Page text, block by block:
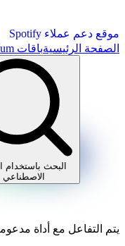
موقع دعم عملاء Spotify
الصفحة الرئيسيةباقات Premium
البحث باستخدام
الاصطناعي
يتم التفاعل مع أداة